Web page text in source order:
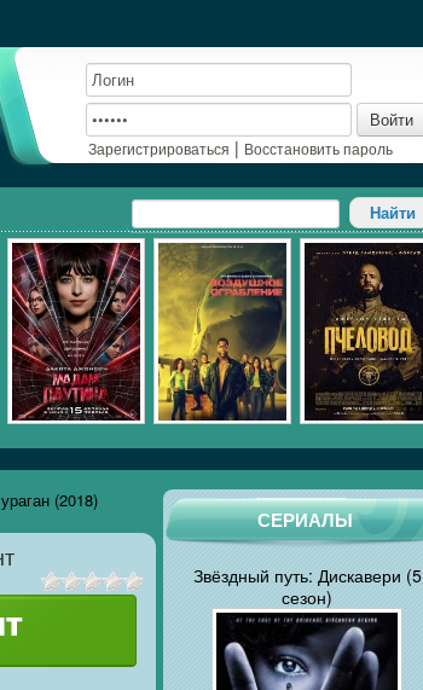
Войти
Зарегистрироваться | Восстановить пароль
СЕРИАЛЫ
Звёздный путь: Дискавери (5
сезон)
(2018)